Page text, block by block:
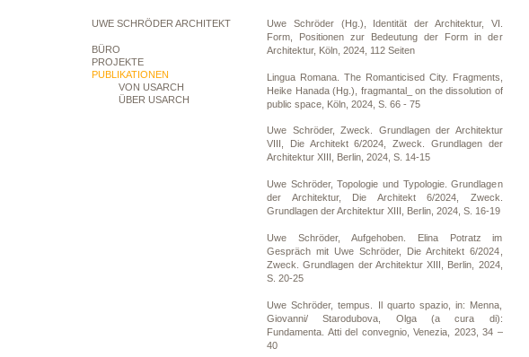
UWE SCHRÖDER ARCHITEKT
BÜRO
PROJEKTE
PUBLIKATIONEN
VON USARCH
ÜBER USARCH
Uwe Schröder (Hg.), Identität der Architektur, VI.
Form, Positionen zur Bedeutung der Form in der
Architektur, Köln, 2024, 112 Seiten
Lingua Romana. The Romanticised City. Fragments,
Heike Hanada (Hg.), fragmantal_ on the dissolution of
public space, Köln, 2024, S. 66 - 75
Uwe Schröder, Zweck. Grundlagen der Architektur
VIII, Die Architekt 6/2024, Zweck. Grundlagen der
Architektur XIII, Berlin, 2024, S. 14-15
Uwe Schröder, Topologie und Typologie. Grundlagen
der Architektur, Die Architekt 6/2024, Zweck.
Grundlagen der Architektur XIII, Berlin, 2024, S. 16-19
Uwe Schröder, Aufgehoben. Elina Potratz im
Gespräch mit Uwe Schröder, Die Architekt 6/2024,
Zweck. Grundlagen der Architektur XIII, Berlin, 2024,
S. 20-25
Uwe Schröder, tempus. Il quarto spazio, in: Menna,
Giovanni/ Starodubova, Olga (a cura di):
Fundamenta. Atti del convegnio, Venezia, 2023, 34 –
40